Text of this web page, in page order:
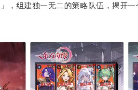
，组建独一无二的策略队伍，揭开